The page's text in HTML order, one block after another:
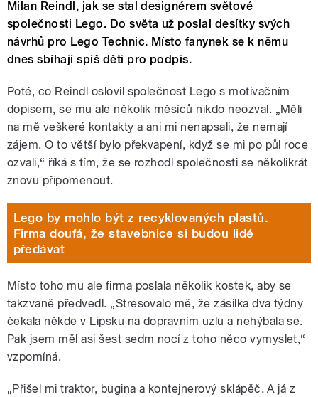
Milan Reindl, jak se stal designérem světové
společnosti Lego. Do světa už poslal desítky svých
návrhů pro Lego Technic. Místo fanynek se k němu
dnes sbíhají spíš děti pro podpis.
Poté, co Reindl oslovil společnost Lego s motivačním
dopisem, se mu ale několik měsíců nikdo neozval. „Měli
na mě veškeré kontakty a ani mi nenapsali, že nemají
zájem. O to větší bylo překvapení, když se mi po půl roce
ozvali,“ říká s tím, že se rozhodl společnosti se několikrát
znovu připomenout.
Lego by mohlo být z recyklovaných plastů.
Firma doufá, že stavebnice si budou lidé
předávat
Místo toho mu ale firma poslala několik kostek, aby se
takzvaně předvedl. „Stresovalo mě, že zásilka dva týdny
čekala někde v Lipsku na dopravním uzlu a nehýbala se.
Pak jsem měl asi šest sedm nocí z toho něco vymyslet,“
vzpomíná.
„Přišel mi traktor, bugina a kontejnerový sklápěč. A já z